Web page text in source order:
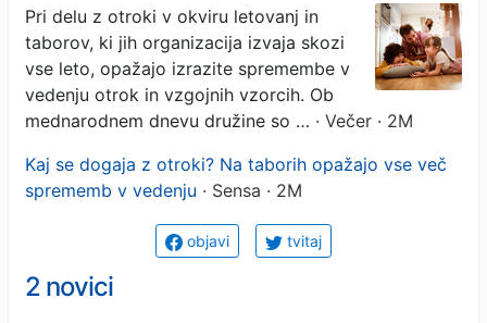
potrebujejo prisotne
starše
Pri delu z otroki v okviru letovanj in
taborov, ki jih organizacija izvaja skozi
vse leto, opažajo izrazite spremembe v
vedenju otrok in vzgojnih vzorcih. Ob
mednarodnem dnevu družine so … · Večer · 2M
Kaj se dogaja z otroki? Na taborih opažajo vse več
sprememb v vedenju · Sensa · 2M
objavi tvitaj
2 novici